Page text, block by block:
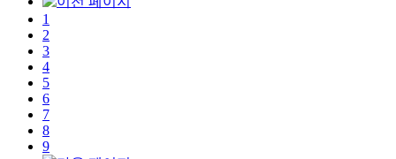
1
2
3
4
5
6
7
8
9